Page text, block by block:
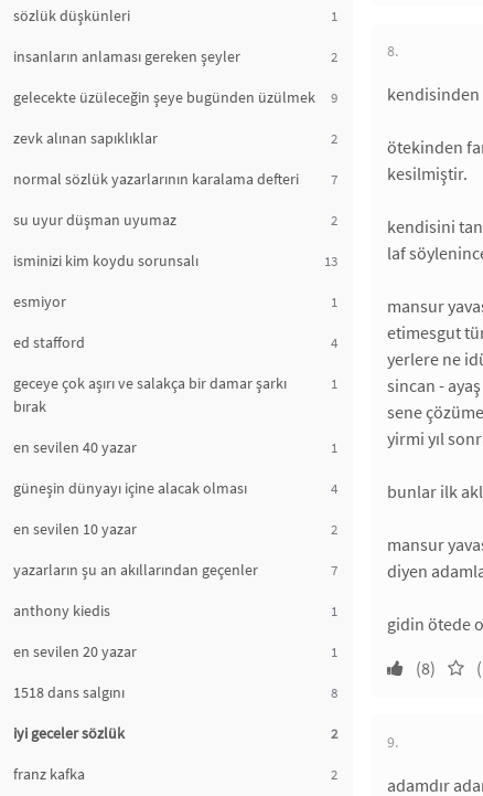
sözlük düşkünleri 1
insanların anlaması gereken şeyler 2
gelecekte üzüleceğin şeye bugünden üzülmek 9
zevk alınan sapıklıklar 2
normal sözlük yazarlarının karalama defteri 7
su uyur düşman uyumaz 2
isminizi kim koydu sorunsalı 13
esmiyor 1
ed stafford 4
geceye çok aşırı ve salakça bir damar şarkı
bırak
1
en sevilen 40 yazar 1
güneşin dünyayı içine alacak olması 4
en sevilen 10 yazar 2
yazarların şu an akıllarından geçenler 7
anthony kiedis 1
en sevilen 20 yazar 1
1518 dans salgını 8
iyi geceler sözlük 2
franz kafka 2
8.
kendisinden
ötekinden
kesilmiştir.
kendisini
laf
mansur
etimesgut
yerlere ne
sincan -
sene
yirmi yıl
bunlar ilk
mansur
diyen
gidin ötede
(8)
9.
adamdır